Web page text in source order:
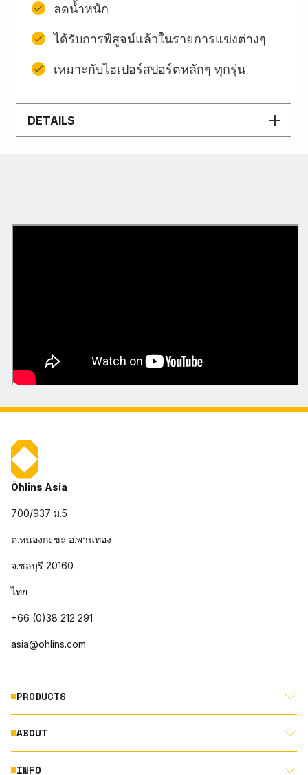
ลดน้ำหนัก
ได้รับการพิสูจน์แล้วในรายการแข่งต่างๆ
เหมาะกับไฮเปอร์สปอร์ตหลักๆ ทุกรุ่น
DETAILS
Öhlins Asia
700/937 ม.5
ต.หนองกะขะ อ.พานทอง
จ.ชลบุรี 20160
ไทย
+66 (0)38 212 291
asia@ohlins.com
PRODUCTS
MOTORCYCLE
AUTOMOTIVE
ABOUT
INFO